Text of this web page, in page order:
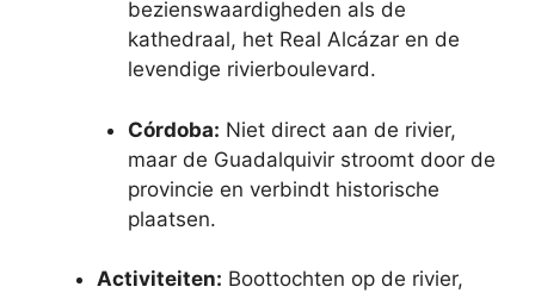
bezienswaardigheden als de
kathedraal, het Real Alcázar en de
levendige rivierboulevard.
Córdoba: Niet direct aan de rivier,
maar de Guadalquivir stroomt door de
provincie en verbindt historische
plaatsen.
Activiteiten: Boottochten op de rivier,